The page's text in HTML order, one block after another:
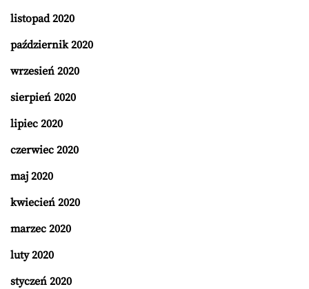
listopad 2020
październik 2020
wrzesień 2020
sierpień 2020
lipiec 2020
czerwiec 2020
maj 2020
kwiecień 2020
marzec 2020
luty 2020
styczeń 2020